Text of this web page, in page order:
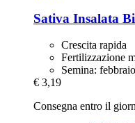
Sativa Insalata
Crescita rapida
Fertilizzazione
Semina:
€ 3,19
Consegna entro il